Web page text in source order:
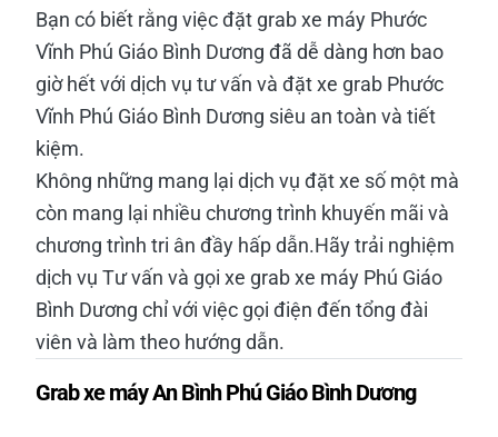
Bạn có biết rằng việc đặt grab xe máy Phước
Vĩnh Phú Giáo Bình Dương đã dễ dàng hơn bao
giờ hết với dịch vụ tư vấn và đặt xe grab Phước
Vĩnh Phú Giáo Bình Dương siêu an toàn và tiết
kiệm.
Không những mang lại dịch vụ đặt xe số một mà
còn mang lại nhiều chương trình khuyến mãi và
chương trình tri ân đầy hấp dẫn.Hãy trải nghiệm
dịch vụ Tư vấn và gọi xe grab xe máy Phú Giáo
Bình Dương chỉ với việc gọi điện đến tổng đài
viên và làm theo hướng dẫn.
Grab xe máy An Bình Phú Giáo Bình Dương